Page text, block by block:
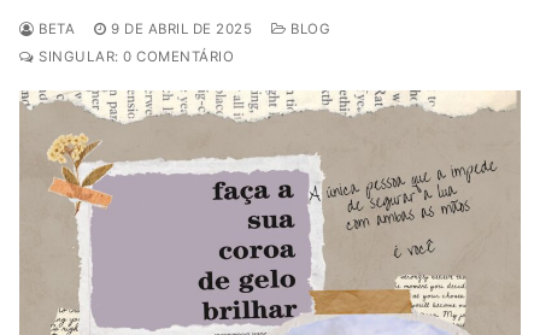
BETA 9 DE ABRIL DE 2025
BLOG
SINGULAR: 0 COMENTÁRIO